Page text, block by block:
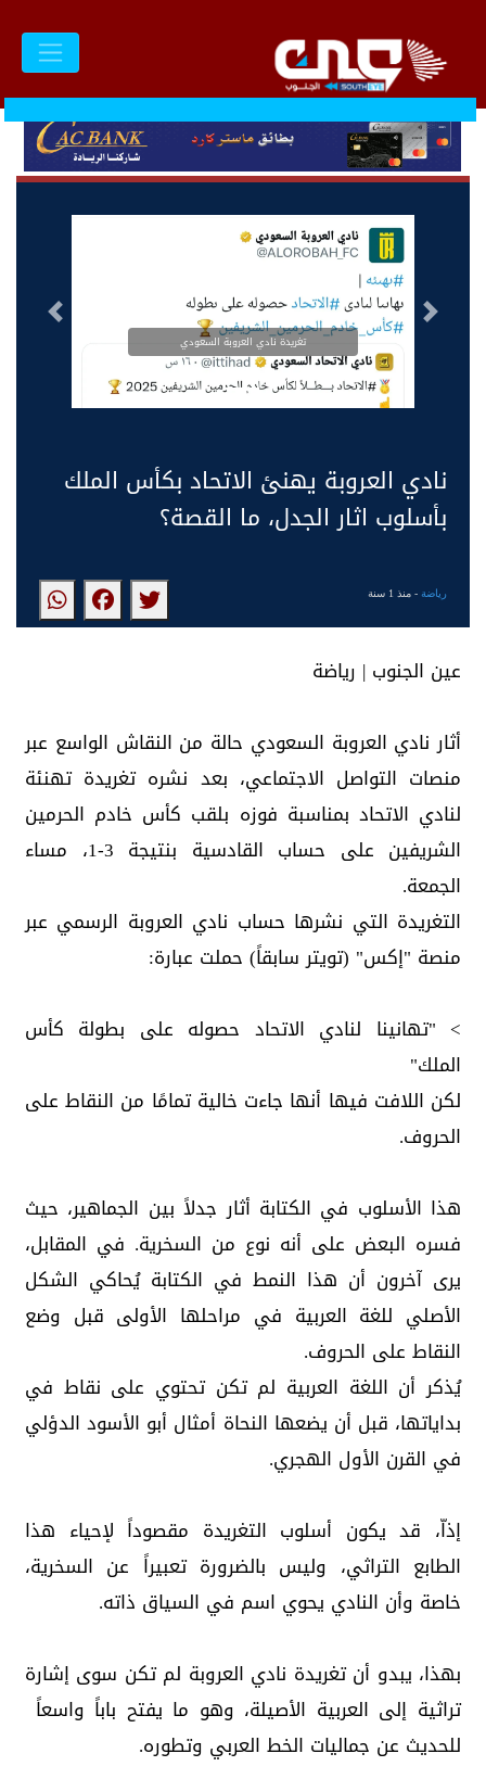
تغريدة نادي العروبة السعودي
التالى السابق
نادي العروبة يهنئ الاتحاد بكأس الملك
بأسلوب اثار الجدل، ما القصة؟
رياضة- منذ 1 سنة
عين الجنوب | رياضة
أثار نادي العروبة السعودي حالة من النقاش الواسع عبر
منصات التواصل الاجتماعي، بعد نشره تغريدة تهنئة
لنادي الاتحاد بمناسبة فوزه بلقب كأس خادم الحرمين
الشريفين على حساب القادسية بنتيجة 3-1، مساء
الجمعة.
التغريدة التي نشرها حساب نادي العروبة الرسمي عبر
منصة "إكس" (تويتر سابقاً) حملت عبارة:
> "تهانينا لنادي الاتحاد حصوله على بطولة كأس
الملك"
لكن اللافت فيها أنها جاءت خالية تمامًا من النقاط على
الحروف.
هذا الأسلوب في الكتابة أثار جدلاً بين الجماهير، حيث
فسره البعض على أنه نوع من السخرية. في المقابل،
يرى آخرون أن هذا النمط في الكتابة يُحاكي الشكل
الأصلي للغة العربية في مراحلها الأولى قبل وضع
النقاط على الحروف.
يُذكر أن اللغة العربية لم تكن تحتوي على نقاط في
بداياتها، قبل أن يضعها النحاة أمثال أبو الأسود الدؤلي
في القرن الأول الهجري.
إذاّ، قد يكون أسلوب التغريدة مقصوداً لإحياء هذا
الطابع التراثي، وليس بالضرورة تعبيراً عن السخرية،
خاصة وأن النادي يحوي اسم في السياق ذاته.
بهذا، يبدو أن تغريدة نادي العروبة لم تكن سوى إشارة
تراثية إلى العربية الأصيلة، وهو ما يفتح باباً واسعاً
للحديث عن جماليات الخط العربي وتطوره.